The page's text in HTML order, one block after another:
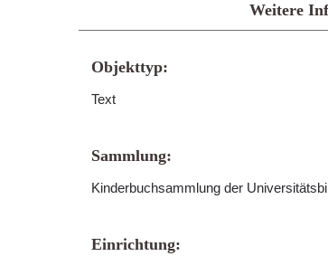
Weitere
Objekttyp:
Text
Sammlung:
Kinderbuchsammlung der
Einrichtung: